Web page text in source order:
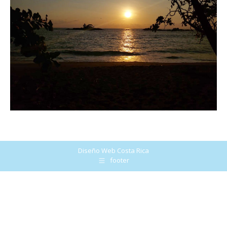
Diseño Web Costa Rica
footer